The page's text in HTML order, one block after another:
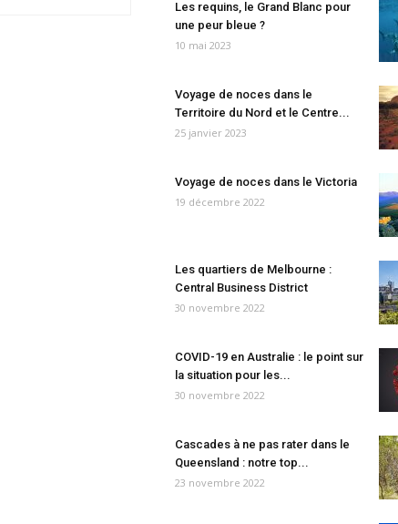
Les requins, le Grand Blanc pour
une peur bleue ?
10 mai 2023
Voyage de noces dans le
Territoire du Nord et le Centre...
25 janvier 2023
Voyage de noces dans le Victoria
19 décembre 2022
Les quartiers de Melbourne :
Central Business District
30 novembre 2022
COVID-19 en Australie : le point sur
la situation pour les...
30 novembre 2022
Cascades à ne pas rater dans le
Queensland : notre top...
23 novembre 2022